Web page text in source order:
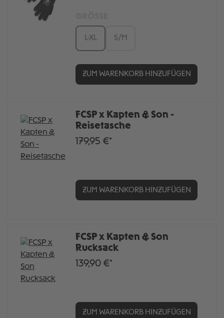
L-XL S/M
ZUM WARENKORB HINZUFÜGEN
FCSP x Kapten & Son -
Reisetasche
179,95 €*
ZUM WARENKORB HINZUFÜGEN
FCSP x Kapten & Son
Rucksack
139,90 €*
ZUM WARENKORB HINZUFÜGEN